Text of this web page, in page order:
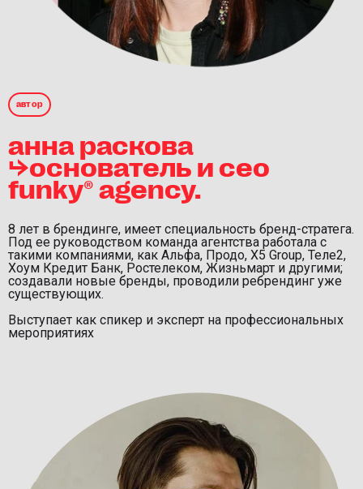
автор
анна раскова
⮡oснователь и ceo
funky® agency.
8 лет в брендинге, имеет специальность бренд-стратега.
Под ее руководством команда агентства работала с
такими компаниями, как Альфа, Продо, X5 Group, Теле2,
Хоум Кредит Банк, Ростелеком, Жизньмарт и другими;
создавали новые бренды, проводили ребрендинг уже
существующих.
Выступает как спикер и эксперт на профессиональных
мероприятиях